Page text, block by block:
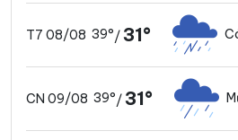
T7 08/08 39°/31°
CN 09/08 39°/31°